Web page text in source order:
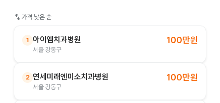
swap_vert 가격 낮은 순
1 아이엠치과병원
서울 강동구
100만원
2 연세미래엔미소치과병원
서울 강동구
100만원